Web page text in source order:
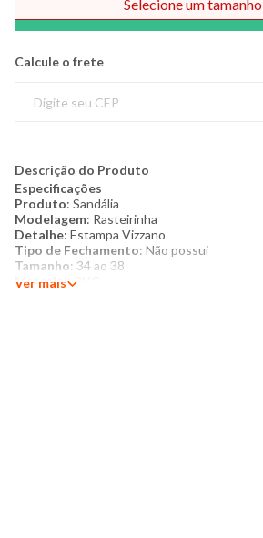
Comprar
Selecione um tamanho
Calcule o frete
Descrição do Produto
Especificações
Produto: Sandália
Modelagem: Rasteirinha
Detalhe: Estampa Vizzano
Tipo de Fechamento: Não possui
Tamanho: 34 ao 38
Material: PVC
Ver mais